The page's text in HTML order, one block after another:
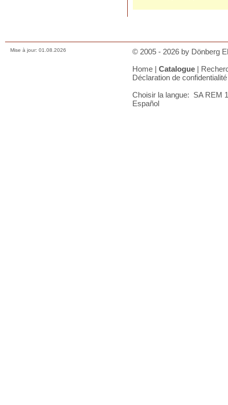
Mise à jour: 01.08.2026
© 2005 - 2026 by Dönberg
Home | Catalogue |
Déclaration de confidentialité
Choisir la langue: SA REM
Español